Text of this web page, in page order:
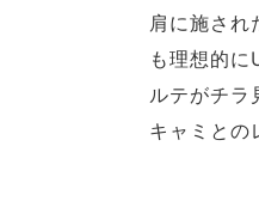
肩に施され
も理想的
ルテがチラ
キャミとの